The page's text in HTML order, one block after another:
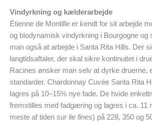
Vindyrkning og kælderarbejde
Étienne de Montille er kendt for sit arbejde
og biodynamisk vindyrkning i Bourgogne og
man også at arbejde i Santa Rita Hills. Der
langtidsaftaler, der skal sikre kontinuitet i
Racines ønsker man selv at dyrke druerne,
standarder. Chardonnay Cuvée Santa Rita
lagres på 10–15% nye fade. De hvide
fremstilles med fadgæring og lagres i ca. 11
meste af tiden sur lie fines) på 228, 350 og